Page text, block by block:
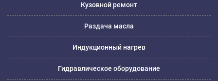
Кузовной ремонт
Раздача масла
Индукционный нагрев
Гидравлическое оборудование